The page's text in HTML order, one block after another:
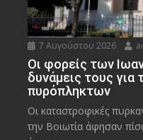
7 Αυγούστου 2026
Οι φορείς των
δυνάμεις τους για
πυρόπληκτων
Οι καταστροφικές
την Bοιωτία άφησαν